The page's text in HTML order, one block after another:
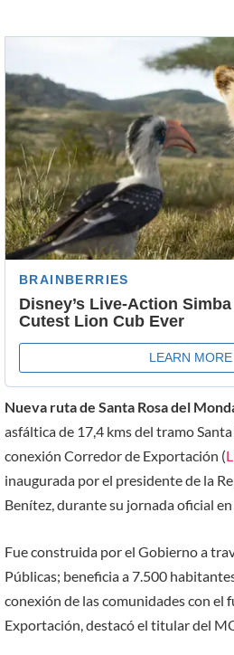
Nueva ruta de Santa Rosa del
asfáltica de 17,4 kms del tramo
conexión Corredor de Exportación (
inaugurada por el presidente de la
Benítez, durante su jornada oficial
Fue construida por el Gobierno a
Públicas; beneficia a 7.500
conexión de las comunidades con el
Exportación, destacó el titular del